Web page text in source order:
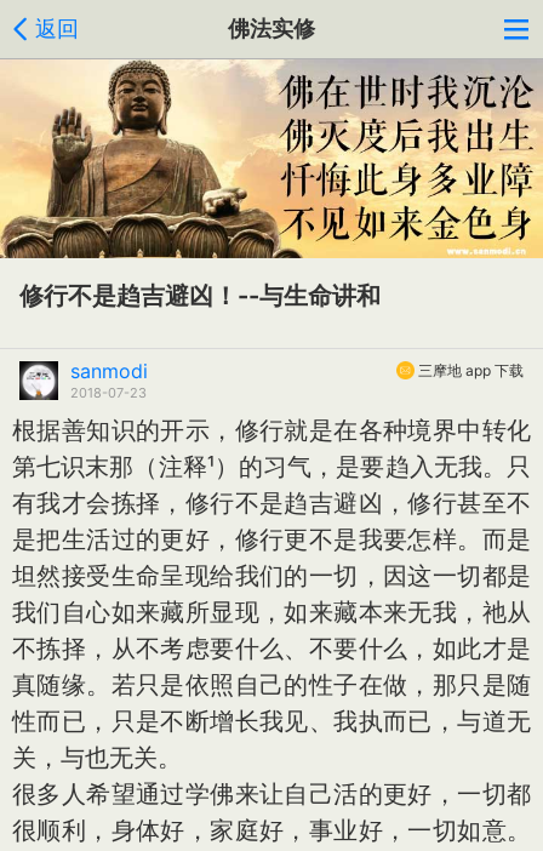
返回 佛法实修
修行不是趋吉避凶！--与生命讲和
三摩地 app 下载
sanmodi
2018-07-23
根据善知识的开示，修行就是在各种境界中转化
第七识末那（注释¹）的习气，是要趋入无我。只
有我才会拣择，修行不是趋吉避凶，修行甚至不
是把生活过的更好，修行更不是我要怎样。而是
坦然接受生命呈现给我们的一切，因这一切都是
我们自心如来藏所显现，如来藏本来无我，祂从
不拣择，从不考虑要什么、不要什么，如此才是
真随缘。若只是依照自己的性子在做，那只是随
性而已，只是不断增长我见、我执而已，与道无
关，与也无关。
很多人希望通过学佛来让自己活的更好，一切都
很顺利，身体好，家庭好，事业好，一切如意。